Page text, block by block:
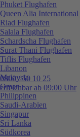
0800 / 50 10 25
erreichbar ab 09:00 Uhr
Phuket Flughafen
Queen Alia
Riad Flughafen
Salala Flughafen
Schardscha Flughafen
Surat Thani Flughafen
Tiflis Flughafen
Libanon
Malaysia
Oman
Philippinen
Saudi-Arabien
Singapur
Sri Lanka
Südkorea